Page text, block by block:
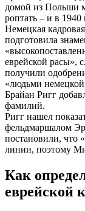
домой из Польши
роптать – и в
Немецкая
подготовила
еврейской расы»,
получили
«людьми
Брайан Ригг
фамилий.
Ригг нашел
фельдмаршалом
постановили, что
линии, поэтому
Как
еврейской